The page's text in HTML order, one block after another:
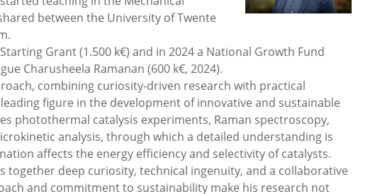
between the University of Twente
Grant (1.500 k€) and in 2024 a National Growth Fund
Charusheela Ramanan (600 k€, 2024).
combining curiosity-driven research with practical
figure in the development of innovative and sustainable
photothermal catalysis experiments, Raman spectroscopy,
analysis, through which a detailed understanding is
affects the energy efficiency and selectivity of catalysts.
together deep curiosity, technical ingenuity, and a collaborative
and commitment to sustainability make his research not